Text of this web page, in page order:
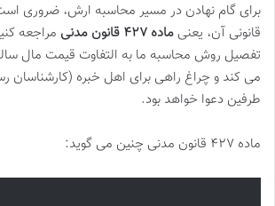
برای گام نهادن در مسیر محاسبه ارش، ضروری
قانونی آن، یعنی ماده ۴۲۷ قانون مدنی
مراجعه
تفصیل روش محاسبه ما به التفاوت قیمت مال
می کند و چراغ راهی برای اهل خبره (کارشناسان
طرفین دعوا خواهد بود.
ماده ۴۲۷ قانون مدنی چنین می گوید: